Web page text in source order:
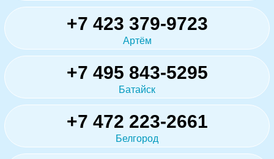
+7 423 379-9723
Артём
+7 495 843-5295
Батайск
+7 472 223-2661
Белгород